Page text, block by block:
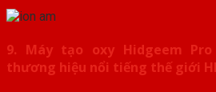
9. Máy tạo oxy Hidgeem
thương hiệu nổi tiếng thế giới